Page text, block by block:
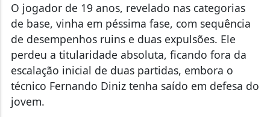
O jogador de 19 anos, revelado nas categorias
de base, vinha em péssima fase, com sequência
de desempenhos ruins e duas expulsões. Ele
perdeu a titularidade absoluta, ficando fora da
escalação inicial de duas partidas, embora o
técnico Fernando Diniz tenha saído em defesa do
jovem.